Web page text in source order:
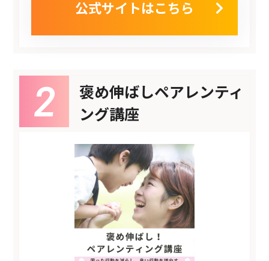
公式サイトはこちら
褒め伸ばしペアレンティ
ング講座